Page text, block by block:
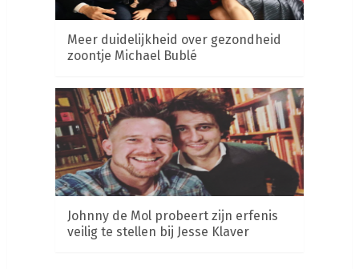
Meer duidelijkheid over gezondheid
zoontje Michael Bublé
Johnny de Mol probeert zijn erfenis
veilig te stellen bij Jesse Klaver